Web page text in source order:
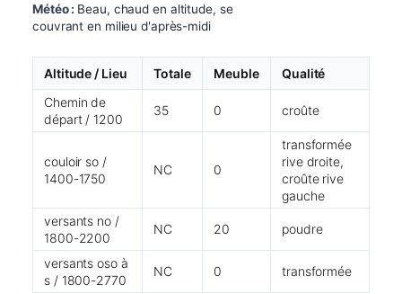
Météo : Beau, chaud en altitude, se
couvrant en milieu d'après-midi
Altitude / Lieu Totale Meuble
Qualité
Chemin de
départ / 1200
35 0 croûte
couloir so /
1400-1750
NC 0
transformée
rive droite,
croûte rive
gauche
versants no /
1800-2200
NC 20 poudre
versants oso à
s / 1800-2770
NC 0 transformée